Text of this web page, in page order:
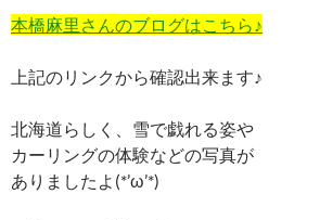
本橋麻里さんのブログはこちら♪
上記のリンクから確認出来ます♪
北海道らしく、雪で戯れる姿や
カーリングの体験などの写真が
ありましたよ(*’ω’*)